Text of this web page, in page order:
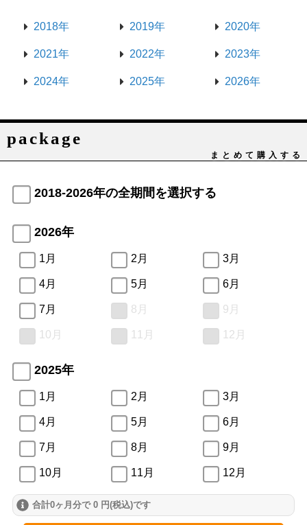
2018年 2019年 2020年
2021年 2022年 2023年
2024年 2025年 2026年
package
まとめて購入する
2018-2026年の全期間を選択する
2026年
1月 2月 3月
4月 5月 6月
7月 8月 9月
10月 11月 12月
2025年
1月 2月 3月
4月 5月 6月
7月 8月 9月
10月 11月 12月
2024年
合計0ヶ月分で 0 円(税込)です